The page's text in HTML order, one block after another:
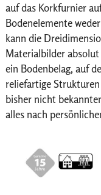
auf das Korkfurnier
Bodenelemente
kann die
Materialbilder
ein Bodenbelag, auf
reliefartige
bisher nicht
alles nach